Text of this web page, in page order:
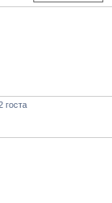
госта